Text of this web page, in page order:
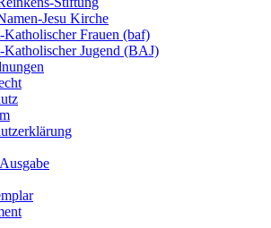
Jesu Kirche
Frauen (baf)
Jugend (BAJ)